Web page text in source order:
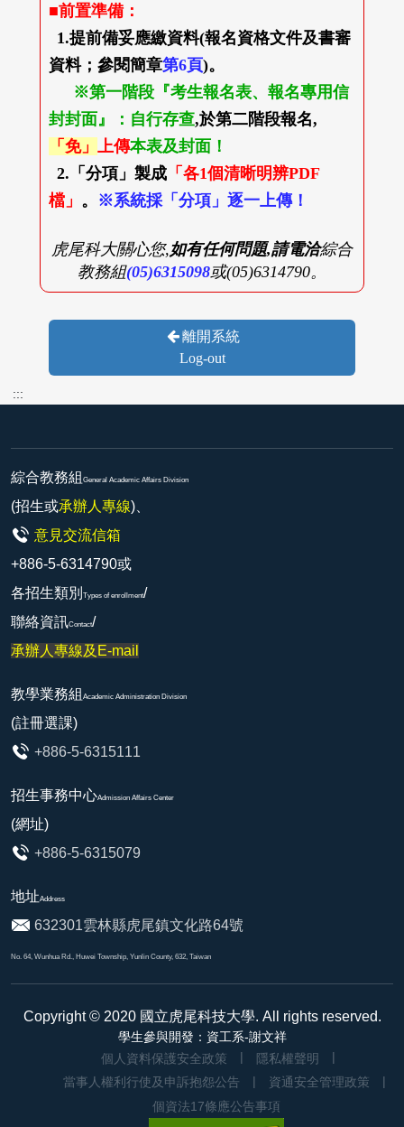
■前置準備：
1.提前備妥應繳資料(報名資格文件及書審
資料；參閱簡章第6頁)。
※第一階段『考生報名表、報名專用信
封封面』：自行存查,於第二階段報名,
「免」
上傳本表及封面！
2.「分項」製成「各1個清晰明辨PDF
檔」 。 ※系統採「分項」逐一上傳！
虎尾科大關心您,如有任何問題,請電洽綜合
教務組(05)6315098或(05)6314790。
離開系統
Log-out
:::
綜合教務組 General Academic Affairs Division
(招生或承辦人專線)、
意見交流信箱
+886-5-6314790或
各招生類別 Types of enrollment/
聯絡資訊Contact/
承辦人專線及E-mail
教學業務組 Academic Administration Division
(註冊選課)
+886-5-6315111
招生事務中心Admission Affairs Center
(網址)
+886-5-6315079
地址Address
632301雲林縣虎尾鎮文化路64號
No. 64, Wunhua Rd., Huwei Township, Yunlin County, 632, Taiwan
Copyright © 2020 國立虎尾科技大學. All rights reserved.
學生參與開發：資工系-謝文祥
個人資料保護安全政策
隱私權聲明
當事人權利行使及申訴抱怨公告
資通安全管理政策
個資法17條應公告事項